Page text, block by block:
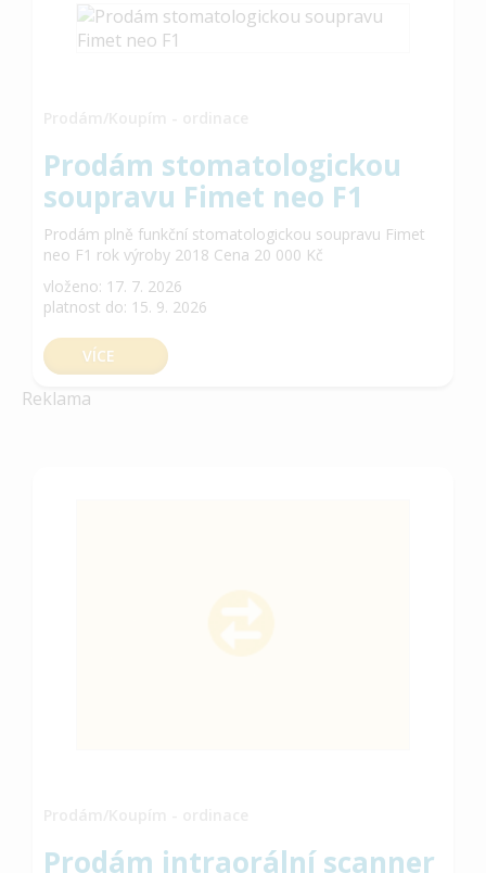
Prodám stomatologickou
soupravu Fimet neo F1
Prodám plně funkční stomatologickou soupravu Fimet
neo F1 rok výroby 2018 Cena 20 000 Kč
vloženo: 17. 7. 2026
platnost do: 15. 9. 2026
VÍCE
Reklama
Prodám intraorální scanner